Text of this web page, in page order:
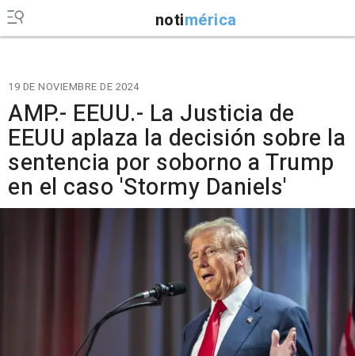
notimérica
19 DE NOVIEMBRE DE 2024
AMP.- EEUU.- La Justicia de
EEUU aplaza la decisión sobre la
sentencia por soborno a Trump
en el caso 'Stormy Daniels'